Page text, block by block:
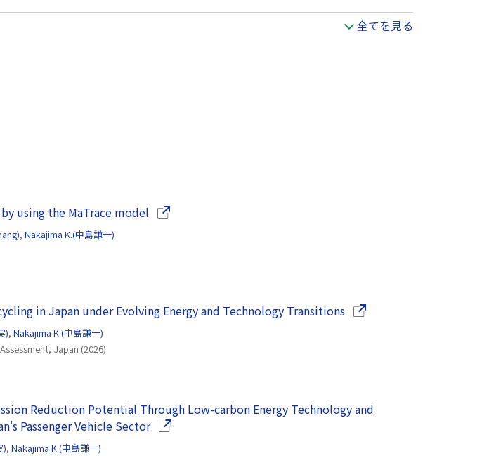
全てを見る
using the MaTrace model （別ウインドウで開きます）
, Nakajima K.(中島謙一)
in Japan under Evolving Energy and Technology Transitions（別ウインドウで開きます
), Nakajima K.(中島謙一)
Japan (2026)
Reduction Potential Through Low-carbon Energy Technology and
Passenger Vehicle Sector（別ウインドウで開きます）
), Nakajima K.(中島謙一)